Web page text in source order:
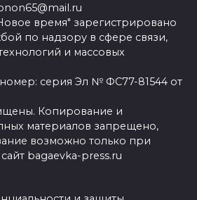
время" зарегистрировано
по надзору в сфере связи,
и массовых
серия Эл № ФС77-81544 от
Копирование и
материалов запрещено,
возможно только при
bagaevka-press.ru